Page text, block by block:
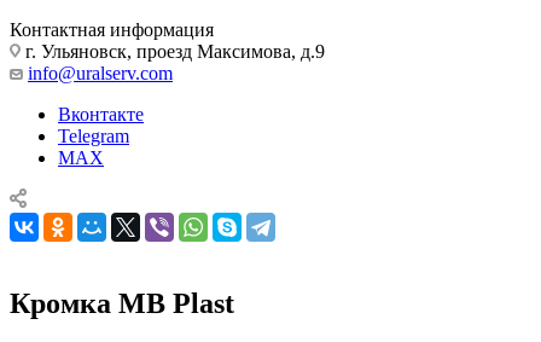
Контактная информация
г. Ульяновск, проезд Максимова, д.9
info@uralserv.com
Вконтакте
Telegram
MAX
Кромка MB Plast